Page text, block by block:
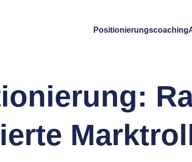
Positionierungscoaching